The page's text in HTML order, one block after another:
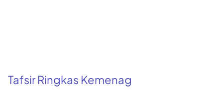
Tafsir Ringkas Kemenag